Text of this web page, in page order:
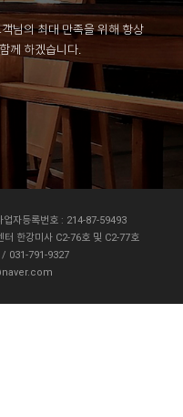
님의 최대 만족을 위해 항상
께 하겠습니다.
자등록번호 : 214-87-59493
한강미사 C2-76호 및 C2-77호
/ 031-791-9327